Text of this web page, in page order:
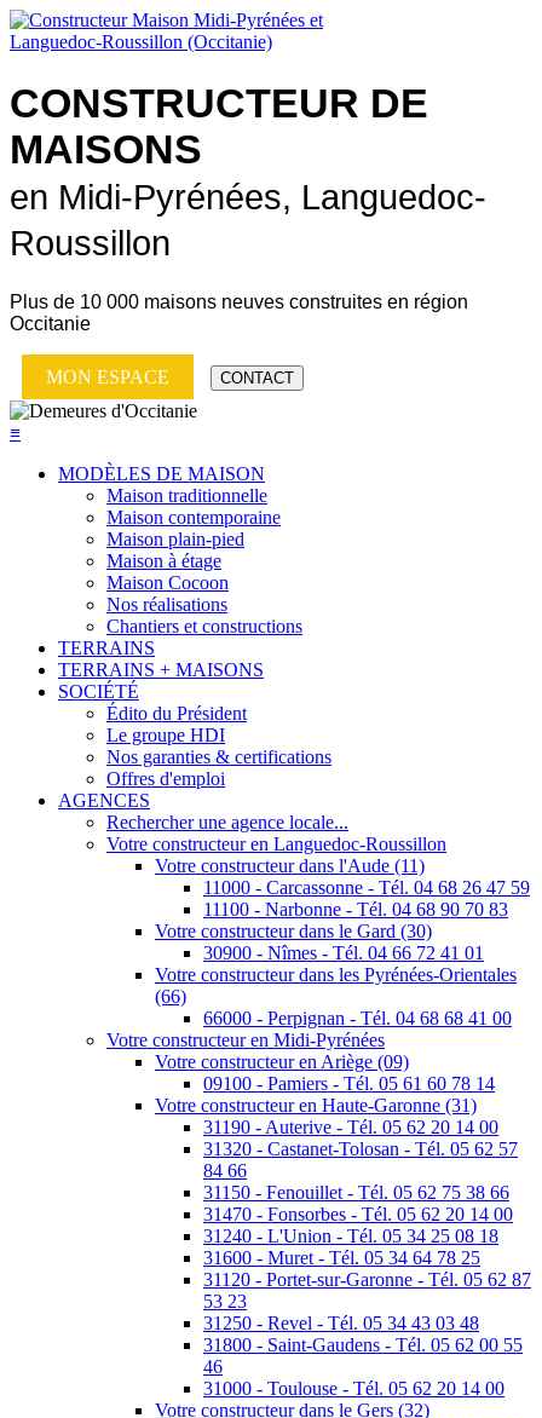
CONSTRUCTEUR DE
MAISONS
en Midi-Pyrénées, Languedoc-
Roussillon
Plus de 10 000 maisons neuves construites en région
Occitanie
MON ESPACE CONTACT
≡
MODÈLES DE MAISON
Maison traditionnelle
Maison contemporaine
Maison plain-pied
Maison à étage
Maison Cocoon
Nos réalisations
Chantiers et constructions
TERRAINS
TERRAINS + MAISONS
SOCIÉTÉ
Édito du Président
Le groupe HDI
Nos garanties & certifications
Offres d'emploi
AGENCES
Rechercher une agence locale...
Votre constructeur en Languedoc-Roussillon
Votre constructeur dans l'Aude (11)
11000 - Carcassonne - Tél. 04 68 26 47 59
11100 - Narbonne - Tél. 04 68 90 70 83
Votre constructeur dans le Gard (30)
30900 - Nîmes - Tél. 04 66 72 41 01
Votre constructeur dans les Pyrénées-Orientales
(66)
66000 - Perpignan - Tél. 04 68 68 41 00
Votre constructeur en Midi-Pyrénées
Votre constructeur en Ariège (09)
09100 - Pamiers - Tél. 05 61 60 78 14
Votre constructeur en Haute-Garonne (31)
31190 - Auterive - Tél. 05 62 20 14 00
31320 - Castanet-Tolosan - Tél. 05 62 57
84 66
31150 - Fenouillet - Tél. 05 62 75 38 66
31470 - Fonsorbes - Tél. 05 62 20 14 00
31240 - L'Union - Tél. 05 34 25 08 18
31600 - Muret - Tél. 05 34 64 78 25
31120 - Portet-sur-Garonne - Tél. 05 62 87
53 23
31250 - Revel - Tél. 05 34 43 03 48
31800 - Saint-Gaudens - Tél. 05 62 00 55
46
31000 - Toulouse - Tél. 05 62 20 14 00
Votre constructeur dans le Gers (32)